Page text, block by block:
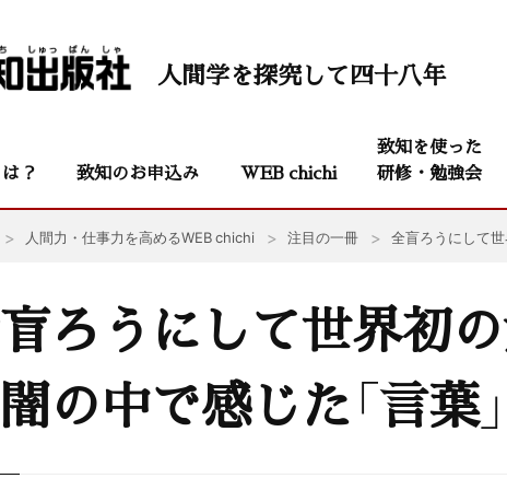
人間学を探究して四十八年
？ 致知のお申込み WEB chichi
致知を使った
研修・勉強会
人間力・仕事力を高めるWEB chichi 注目の一冊 全盲ろうにして世
ろうにして世界初
の中で感じた「言葉」